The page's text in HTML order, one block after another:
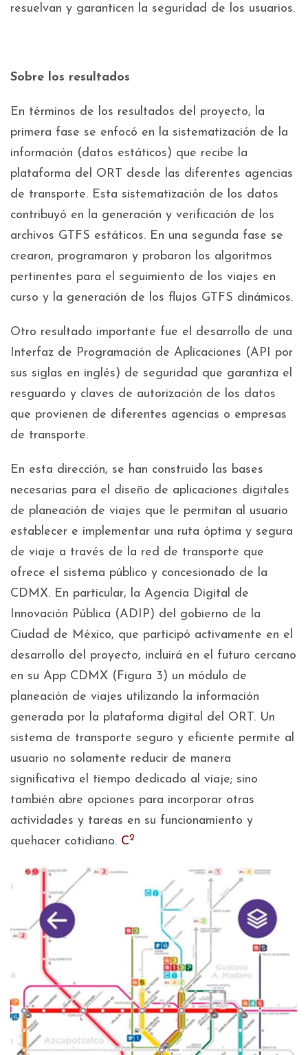
resuelvan y garanticen la seguridad de los usuarios.
Sobre los resultados
En términos de los resultados del proyecto, la
primera fase se enfocó en la sistematización de la
información (datos estáticos) que recibe la
plataforma del ORT desde las diferentes agencias
de transporte. Esta sistematización de los datos
contribuyó en la generación y verificación de los
archivos GTFS estáticos. En una segunda fase se
crearon, programaron y probaron los algoritmos
pertinentes para el seguimiento de los viajes en
curso y la generación de los flujos GTFS dinámicos.
Otro resultado importante fue el desarrollo de una
Interfaz de Programación de Aplicaciones (API por
sus siglas en inglés) de seguridad que garantiza el
resguardo y claves de autorización de los datos
que provienen de diferentes agencias o empresas
de transporte.
En esta dirección, se han construido las bases
necesarias para el diseño de aplicaciones digitales
de planeación de viajes que le permitan al usuario
establecer e implementar una ruta óptima y segura
de viaje a través de la red de transporte que
ofrece el sistema público y concesionado de la
CDMX. En particular, la Agencia Digital de
Innovación Pública (ADIP) del gobierno de la
Ciudad de México, que participó activamente en el
desarrollo del proyecto, incluirá en el futuro cercano
en su App CDMX (Figura 3) un módulo de
planeación de viajes utilizando la información
generada por la plataforma digital del ORT. Un
sistema de transporte seguro y eficiente permite al
usuario no solamente reducir de manera
significativa el tiempo dedicado al viaje; sino
también abre opciones para incorporar otras
actividades y tareas en su funcionamiento y
quehacer cotidiano. C2